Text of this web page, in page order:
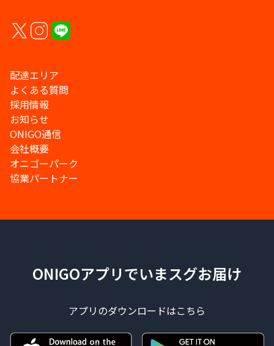
配達エリア
よくある質問
採用情報
お知らせ
ONIGO通信
会社概要
オニゴーパーク
協業パートナー
ONIGOアプリでいまスグお届け
アプリのダウンロードはこちら